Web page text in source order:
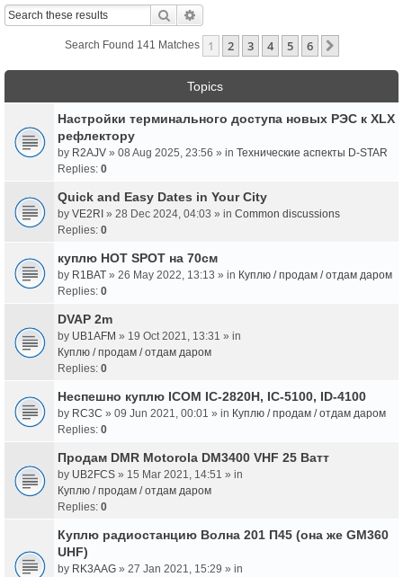
Search
Search Found 141 Matches 1 2 3 4 5 6
Topics
Настройки терминального доступа новых РЭС к XLX
рефлектору
by R2AJV » 08 Aug 2025, 23:56 » in Технические аспекты D-STAR
Replies: 0
Quick and Easy Dates in Your City
by VE2RI » 28 Dec 2024, 04:03 » in Common discussions
Replies: 0
куплю HOT SPOT на 70см
by R1BAT » 26 May 2022, 13:13 » in Куплю / продам / отдам даром
Replies: 0
DVAP 2m
by UB1AFM » 19 Oct 2021, 13:31 » in
Куплю / продам / отдам даром
Replies: 0
Неспешно куплю ICOM IC-2820H, IC-5100, ID-4100
by RC3C » 09 Jun 2021, 00:01 » in Куплю / продам / отдам даром
Replies: 0
Продам DMR Motorola DM3400 VHF 25 Ватт
by UB2FCS » 15 Mar 2021, 14:51 » in
Куплю / продам / отдам даром
Replies: 0
Куплю радиостанцию Волна 201 П45 (она же GM360
UHF)
by RK3AAG » 27 Jan 2021, 15:29 » in